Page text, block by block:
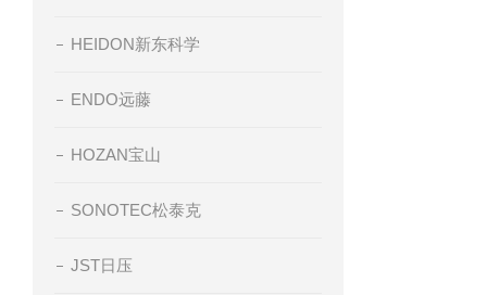
HEIDON新东科学
ENDO远藤
HOZAN宝山
SONOTEC松泰克
JST日压